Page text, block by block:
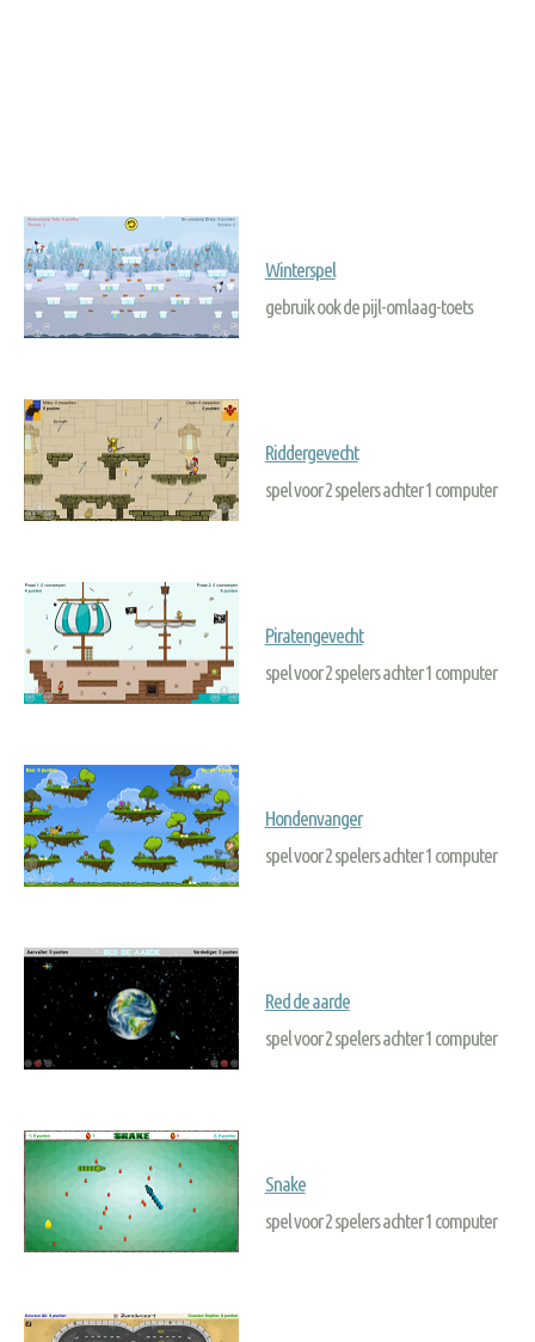
Winterspel
gebruik ook de pijl-omlaag-toets
Riddergevecht
spel voor 2 spelers achter 1 computer
Piratengevecht
spel voor 2 spelers achter 1 computer
Hondenvanger
spel voor 2 spelers achter 1 computer
Red de aarde
spel voor 2 spelers achter 1 computer
Snake
spel voor 2 spelers achter 1 computer